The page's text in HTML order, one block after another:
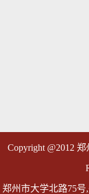
Copyright @2012
郑州市大学北路75